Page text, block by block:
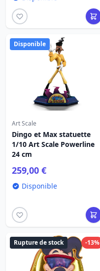
Disponible
Art Scale
Dingo et Max statuette
1/10 Art Scale Powerline
24 cm
259,00 €
Disponible
-13%
Rupture de stock